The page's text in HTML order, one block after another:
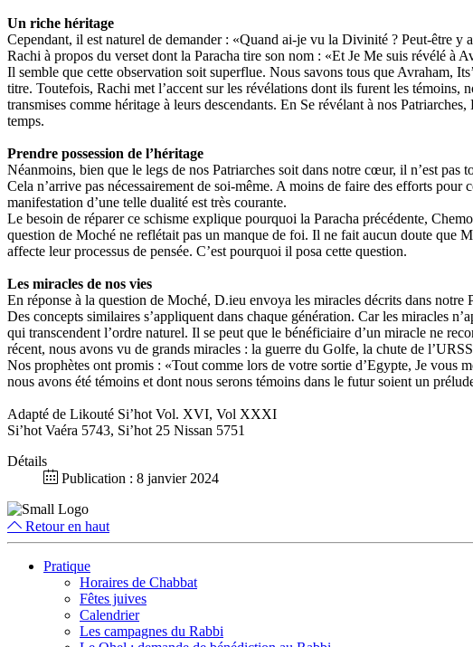
Un riche héritage
Cependant, il est naturel de demander : «Quand ai-je vu la Divinité ? Peut-être y
Rachi à propos du verset dont la Paracha tire son nom : «Et Je Me suis révélé à
Il semble que cette observation soit superflue. Nous savons tous que Avraham,
titre. Toutefois, Rachi met l’accent sur les révélations dont ils furent les témoins,
transmises comme héritage à leurs descendants. En Se révélant à nos
temps.
Prendre possession de l’héritage
Néanmoins, bien que le legs de nos Patriarches soit dans notre cœur, il n’est pas
Cela n’arrive pas nécessairement de soi-même. A moins de faire des efforts
manifestation d’une telle dualité est très courante.
Le besoin de réparer ce schisme explique pourquoi la Paracha précédente,
question de Moché ne reflétait pas un manque de foi. Il ne fait aucun doute que
affecte leur processus de pensée. C’est pourquoi il posa cette question.
Les miracles de nos vies
En réponse à la question de Moché, D.ieu envoya les miracles décrits dans
Des concepts similaires s’appliquent dans chaque génération. Car les miracles
qui transcendent l’ordre naturel. Il se peut que le bénéficiaire d’un miracle ne
récent, nous avons vu de grands miracles : la guerre du Golfe, la chute de
Nos prophètes ont promis : «Tout comme lors de votre sortie d’Egypte, Je vous
nous avons été témoins et dont nous serons témoins dans le futur soient un
Adapté de Likouté Si’hot Vol. XVI, Vol XXXI
Si’hot Vaéra 5743, Si’hot 25 Nissan 5751
Détails
Publication : 8 janvier 2024
Retour en haut
Pratique
Horaires de Chabbat
Fêtes juives
Calendrier
Les campagnes du Rabbi